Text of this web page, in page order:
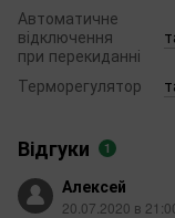
Автоматичне
відключення
при перекиданні
Терморегулятор
Відгуки 1
Алексей
20.07.2020 в